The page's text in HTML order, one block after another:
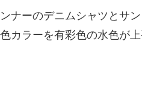
ナーのデニムシャツと
カラーを有彩色の水色が上